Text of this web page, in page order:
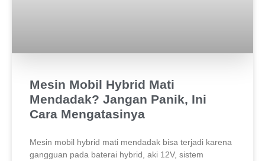
Mesin Mobil Hybrid Mati
Mendadak? Jangan Panik, Ini
Cara Mengatasinya
Mesin mobil hybrid mati mendadak bisa terjadi karena
gangguan pada baterai hybrid, aki 12V, sistem